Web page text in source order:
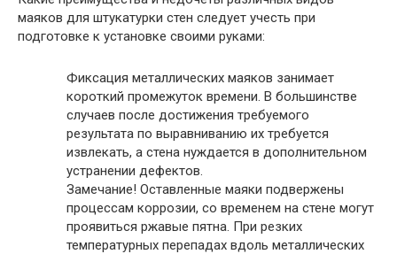
маяков для штукатурки стен следует учесть при
подготовке к установке своими руками:
Фиксация металлических маяков занимает
короткий промежуток времени. В большинстве
случаев после достижения требуемого
результата по выравниванию их требуется
извлекать, а стена нуждается в дополнительном
устранении дефектов.
Замечание! Оставленные маяки подвержены
процессам коррозии, со временем на стене могут
проявиться ржавые пятна. При резких
температурных перепадах вдоль металлических